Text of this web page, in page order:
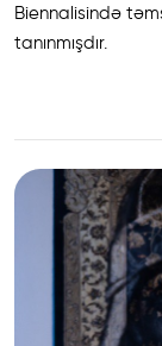
Biennalisində
tanınmışdır.